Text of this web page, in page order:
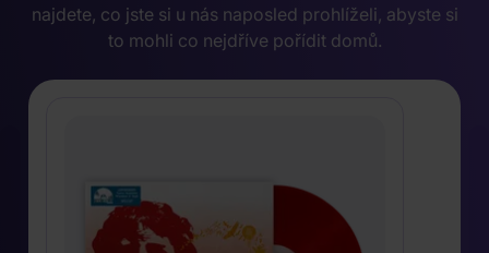
najdete, co jste si u nás naposled prohlíželi, abyste si
to mohli co nejdříve pořídit domů.